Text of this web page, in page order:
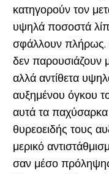
κατηγορούν τον
υψηλά ποσοστά
σφάλλουν πλήρως.
δεν παρουσιάζουν
αλλά αντίθετα
αυξημένου όγκου
αυτά τα
θυρεοειδής τους
μερικό
σαν μέσο